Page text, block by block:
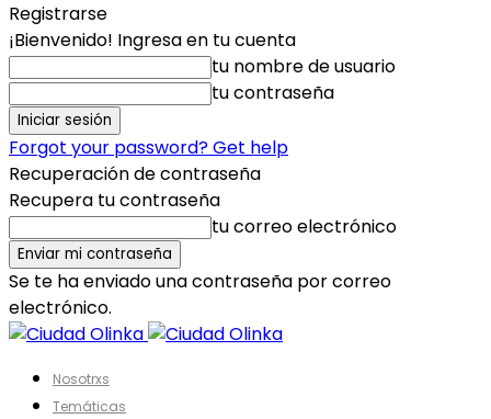
Registrarse
¡Bienvenido! Ingresa en tu cuenta
tu nombre de usuario
tu contraseña
Forgot your password? Get help
Recuperación de contraseña
Recupera tu contraseña
tu correo electrónico
Se te ha enviado una contraseña por correo
electrónico.
Nosotrxs
Temáticas